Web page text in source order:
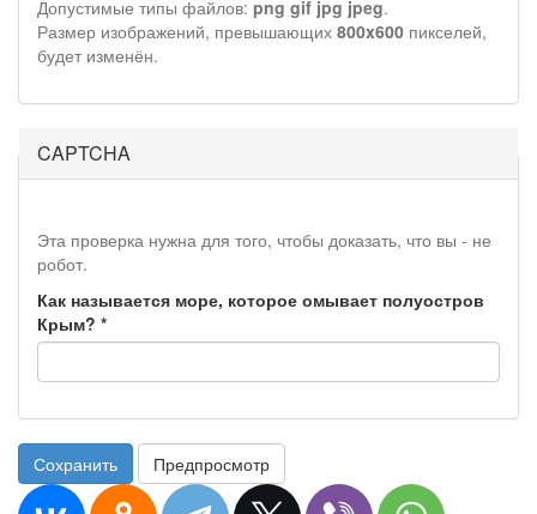
Допустимые типы файлов: png gif jpg jpeg.
Размер изображений, превышающих 800x600 пикселей,
будет изменён.
CAPTCHA
Эта проверка нужна для того, чтобы доказать, что вы - не
робот.
Как называется море, которое омывает полуостров
Крым? *
Сохранить Предпросмотр